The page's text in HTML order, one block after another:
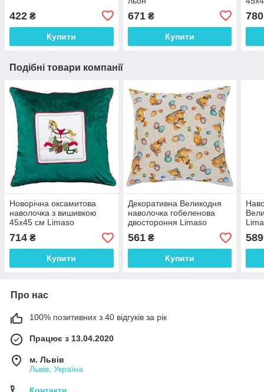
422 ₴
Купити
671₴
Купити
780
Подібні товари компанії
Новорічна оксамитова
наволочка з вишивкою
45х45 см Limaso
714 ₴
Купити
Декоративна Великодня
наволочка гобеленова
двостороння Limaso
45х45 см.,
561₴
Купити
589
Про нас
100% позитивних з 40 відгуків за рік
Працює з 13.04.2020
м. Львів
Львів, Україна